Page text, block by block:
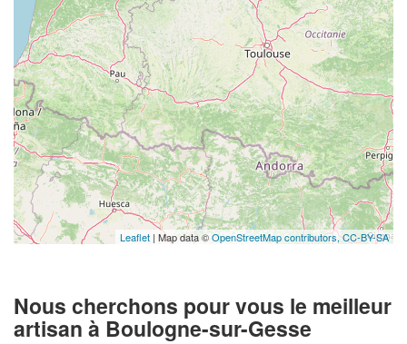
Leaflet | Map data ©OpenStreetMap contributors,CC-BY-SA
Nous cherchons pour vous le meilleur
artisan à Boulogne-sur-Gesse